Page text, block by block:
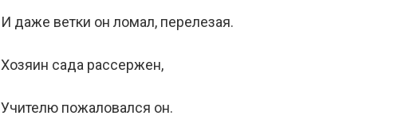
И даже ветки он ломал, перелезая.
Хозяин сада рассержен,
Учителю пожаловался он.